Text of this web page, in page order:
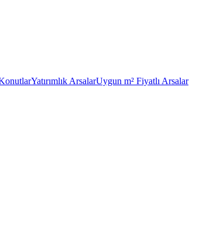
Yatırımlık ArsalarUygun m² Fiyatlı Arsalar